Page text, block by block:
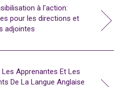
à l'action:
pour les directions et
adjointes
Apprenantes Et Les
De La Langue Anglaise